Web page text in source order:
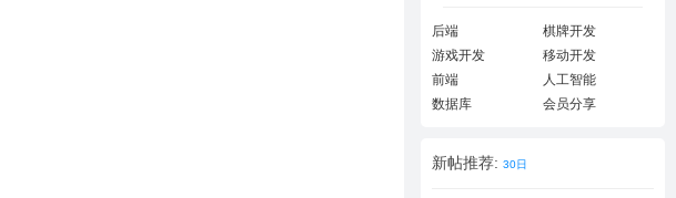
后端
棋牌开发
游戏开发
移动开发
前端
人工智能
数据库
会员分享
新帖推荐: 30日